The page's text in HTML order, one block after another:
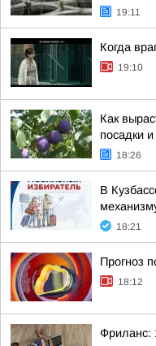
19:11
Когда
19:10
Как
посадки
18:26
В
18:21
Прогноз
18:12
Фриланс: